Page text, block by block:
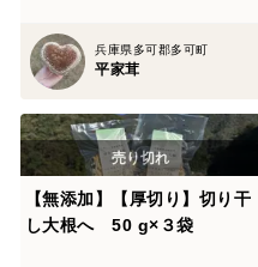
兵庫県多可郡多可町
平家茸
【無添加】【厚切り】切り干
し大根へ 50 g×３袋